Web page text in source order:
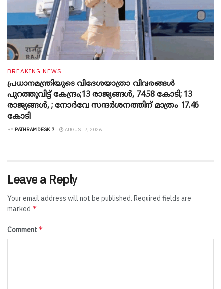
BREAKING NEWS
പ്രധാനമന്ത്രിയുടെ വിദേശയാത്രാ വിവരങ്ങൾ
പുറത്തുവിട്ട് കേന്ദ്രം;13 രാജ്യങ്ങൾ, 74.58 കോടി; 13
രാജ്യങ്ങൾ, ; നോർവേ സന്ദർശനത്തിന് മാത്രം 17.46
കോടി
BY PATHRAM DESK 7 AUGUST 7, 2026
Leave a Reply
Your email address will not be published. Required fields are
marked *
Comment *